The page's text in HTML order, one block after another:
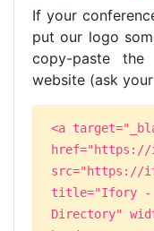
If your
put our logo
copy-paste
website (ask
<a
href="https://
src="https://
title="Ifory -
Directory"